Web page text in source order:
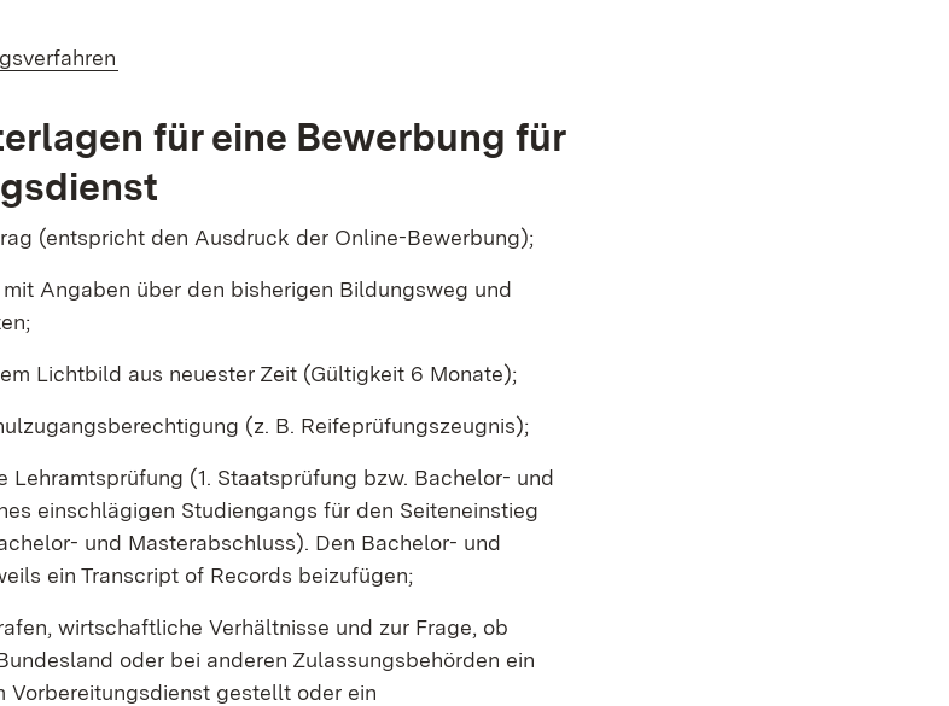
für eine Bewerbung für
(entspricht den Ausdruck der Online-Bewerbung);
Angaben über den bisherigen Bildungsweg und
Lichtbild aus neuester Zeit (Gültigkeit 6 Monate);
(z. B. Reifeprüfungszeugnis);
Lehramtsprüfung (1. Staatsprüfung bzw. Bachelor- und
einschlägigen Studiengangs für den Seiteneinstieg
und Masterabschluss). Den Bachelor- und
ein Transcript of Records beizufügen;
wirtschaftliche Verhältnisse und zur Frage, ob
oder bei anderen Zulassungsbehörden ein
Vorbereitungsdienst gestellt oder ein